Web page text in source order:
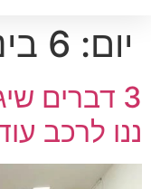
יום: 6 בינואר 2022
3 דברים
ננו לרכב